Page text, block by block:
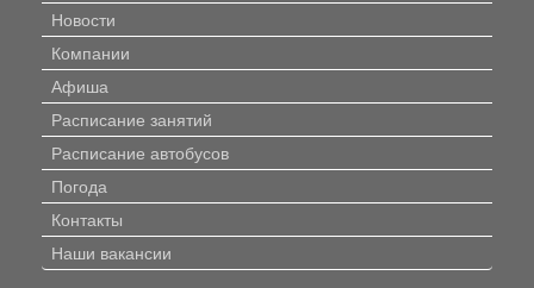
Новости
Компании
Афиша
Расписание занятий
Расписание автобусов
Погода
Контакты
Наши вакансии